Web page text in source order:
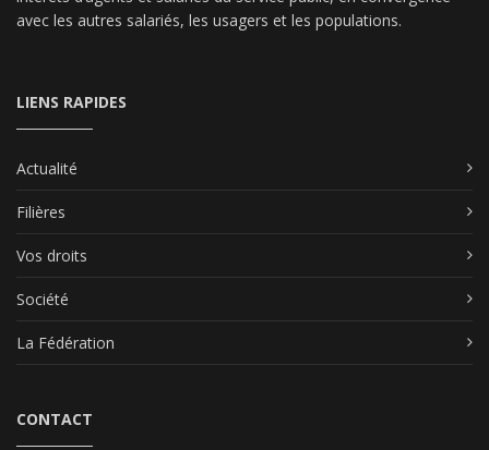
avec les autres salariés, les usagers et les populations.
LIENS RAPIDES
Actualité
Filières
Vos droits
Société
La Fédération
CONTACT